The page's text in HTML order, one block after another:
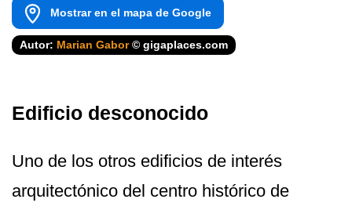
Mostrar en el mapa de Google
Autor: Marian Gabor© gigaplaces.com
Edificio desconocido
Uno de los otros edificios de interés
arquitectónico del centro histórico de